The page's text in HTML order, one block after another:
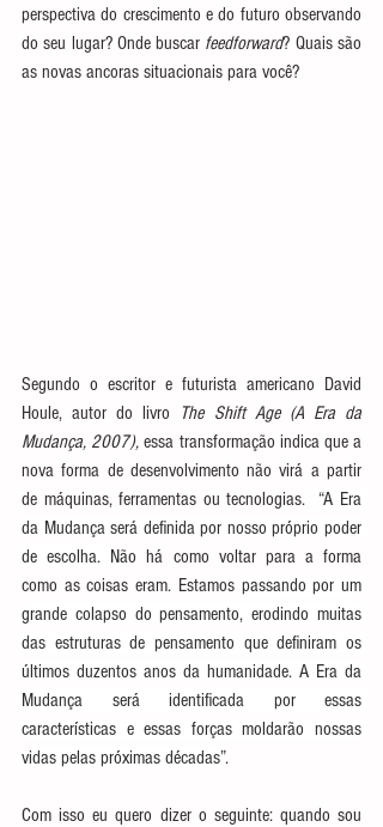
perspectiva do crescimento e do futuro observando
do seu lugar? Onde buscar feedforward? Quais são
as novas ancoras situacionais para você?
Segundo o escritor e futurista americano David
Houle, autor do livro
The Shift Age (A Era da
Mudança, 2007), essa transformação indica que a
nova forma de desenvolvimento não virá a partir
de máquinas, ferramentas ou tecnologias.
“A Era
da Mudança será definida por nosso próprio poder
de escolha. Não há como voltar para a forma
como as coisas eram. Estamos passando por um
grande colapso do pensamento, erodindo muitas
das estruturas de pensamento que definiram os
últimos duzentos anos da humanidade. A Era da
Mudança será identificada por essas
características e essas forças moldarão nossas
vidas pelas próximas décadas”.
Com isso eu quero dizer o seguinte: quando sou